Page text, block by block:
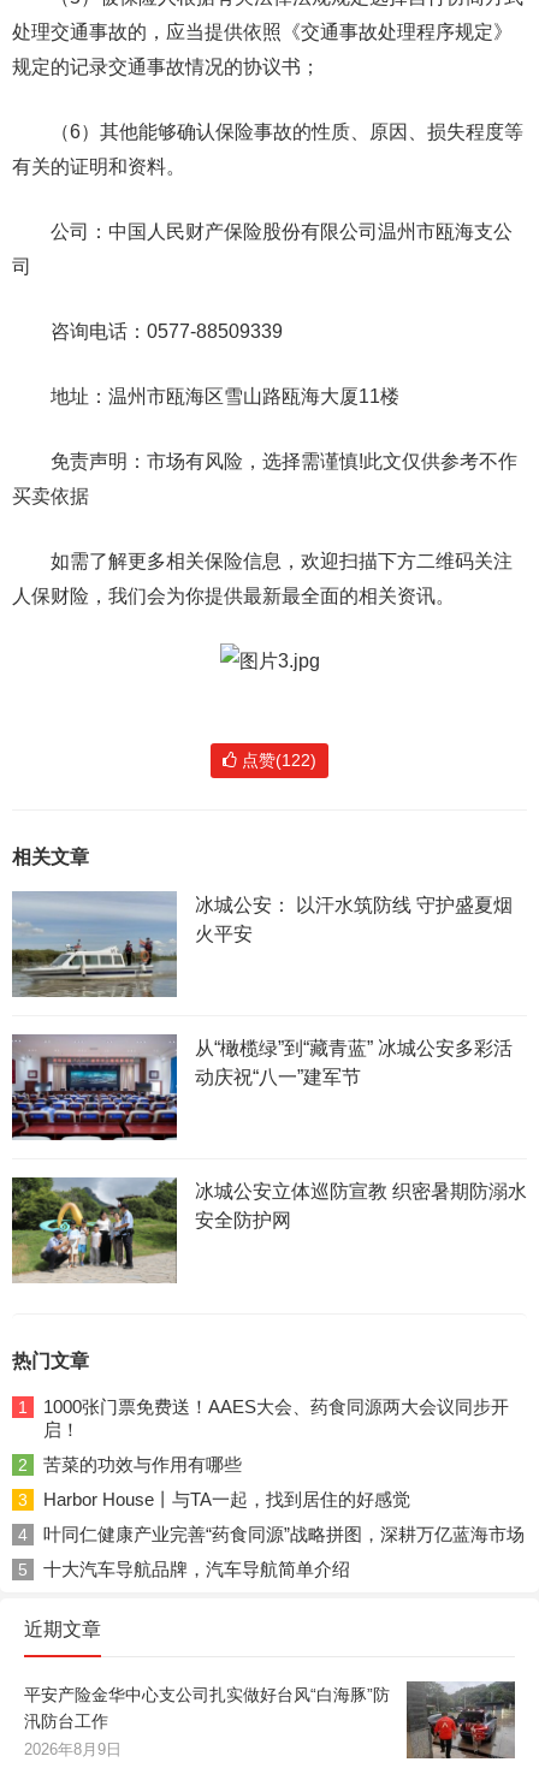
处理交通事故的，应当提供依照《交通事故处理程序规定》
规定的记录交通事故情况的协议书；
（6）其他能够确认保险事故的性质、原因、损失程度等
有关的证明和资料。
公司：中国人民财产保险股份有限公司温州市瓯海支公
司
咨询电话：0577-88509339
地址：温州市瓯海区雪山路瓯海大厦11楼
免责声明：市场有风险，选择需谨慎!此文仅供参考不作
买卖依据
如需了解更多相关保险信息，欢迎扫描下方二维码关注
人保财险，我们会为你提供最新最全面的相关资讯。
点赞(122)
相关文章
冰城公安： 以汗水筑防线 守护盛夏烟
火平安
从“橄榄绿”到“藏青蓝” 冰城公安多彩活
动庆祝“八一”建军节
冰城公安立体巡防宣教 织密暑期防溺水
安全防护网
热门文章
1
1000张门票免费送！AAES大会、药食同源两大会议同步开
启！
2 苦菜的功效与作用有哪些
3 Harbor House丨与TA一起，找到居住的好感觉
4 叶同仁健康产业完善“药食同源”战略拼图，深耕万亿蓝海市场
5 十大汽车导航品牌，汽车导航简单介绍
近期文章
平安产险金华中心支公司扎实做好台风“白海豚”防
汛防台工作
2026年8月9日